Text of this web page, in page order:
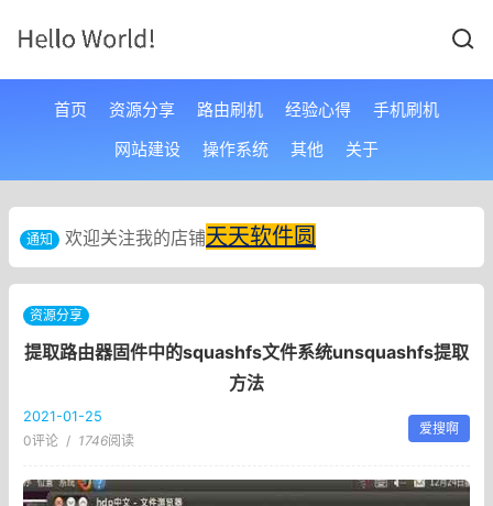
首页 资源分享 路由刷机 经验心得
手机刷机
网站建设
操作系统 其他 关于
通知 欢迎关注我的店铺天天软件圆
资源分享
提取路由器固件中的squashfs文件系统unsquashfs提取
方法
2021-01-25
0评论 / 1746阅读
爱搜啊